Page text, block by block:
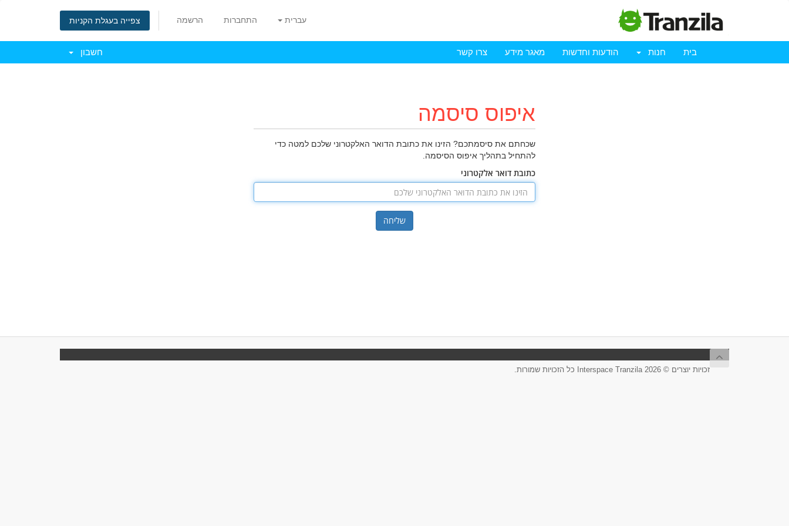
עברית התחברות הרשמה צפייה בעגלת הקניות
בית חנות הודעות וחדשות מאגר מידע צרו קשר חשבון
איפוס סיסמה
שכחתם את סיסמתכם? הזינו את כתובת הדואר האלקטרוני שלכם למטה כדי
להתחיל בתהליך איפוס הסיסמה.
כתובת דואר אלקטרוני
שליחה
זכויות יוצרים © 2026 Interspace Tranzila כל הזכויות שמורות.